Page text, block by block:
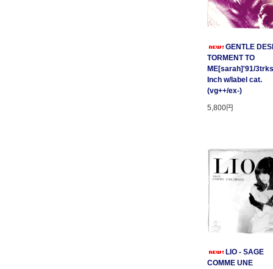
GENTLE
TORMENT TO
ME[sarah]'91/
Inch w/label cat.
(vg++/ex-)
5,800円
LIO - SAGE
COMME UNE